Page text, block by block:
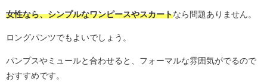
女性なら、シンプルなワンピースやスカートなら問題ありません。
ロングパンツでもよいでしょう。
パンプスやミュールと合わせると、フォーマルな雰囲気がでるので
おすすめです。